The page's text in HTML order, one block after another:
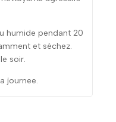
humide pendant 20
et séchez.
soir.
journee.